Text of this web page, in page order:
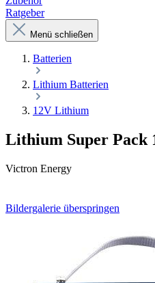
Ratgeber
Menü schließen
Batterien
Lithium Batterien
12V Lithium
Lithium Super Pack
Victron Energy
Bildergalerie überspringen